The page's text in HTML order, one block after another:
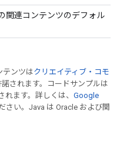
関連コンテンツのデフォル
テンツはクリエイティブ・コモ
されます。コードサンプルは
れます。詳しくは、 Google
さい。Java は Oracle および関